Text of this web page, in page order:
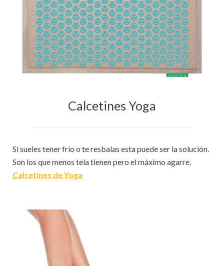
Calcetines Yoga
Si sueles tener frío o te resbalas esta puede ser la solución.
Son los que menos tela tienen pero el máximo agarre.
Calcetines de Yoga